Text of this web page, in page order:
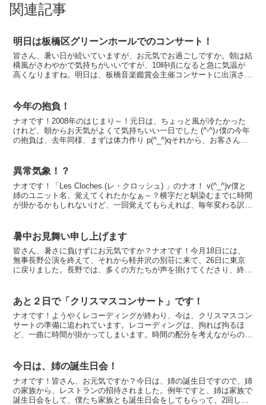
関連記事
明日は板橋区グリーンホールでのコンサート！
皆さん、暑い日が続いていますが、お元気でお過ごしですか。朝は結
構風がさわやかで気持ちがいいですが、10時頃になると急に気温が
高くなりますね。明日は、板橋音楽鑑賞会主催コンサートに出演させ
今年の抱負！
ナオです！2008年のはじまり～！元日は、ちょっと風が冷たかった
けれど、朝からお天気がよくて気持ちいい一日でした (^-^)♪僕の今年
の抱負は、去年同様、まずは体力作り p(^_^)qそれから、お客さんが
異常気象！？
ナオです！「Les Cloches (レ・クロッシュ) 」のナオ！ v(^_^)v僕と
姉のユニット名、覚えてくれたかなぁ～？横字だと馴染むまでに時間
が掛かるかもしれないけど、一回覚えてもらえれば、毎年変わる訳で
暑中お見舞い申し上げます
皆さん、暑さに負けずにお元気ですか？ナオです！今月18日には、
無事長野公演を終えて、それから軽井沢の別荘に来て、26日に東京
に戻りました。長野では、多くの方たちが声を掛けてくださり、終演
あと２日で「クリスマスコンサート」です！
ナオです！ようやくレコーディングが終わり、今は、クリスマスコン
サートの準備に追われています。レコーディングは、拘れば拘るほ
ど、一曲に時間が掛かってしまいます。時間の配分を考えながらの作
今日は、姉の誕生日会！
ナオです！皆さん、お元気ですか？今日は、姉の誕生日ですので、姉
の家族から、レストランの招待されました。例年ですと、姉は家族で
誕生日会をして、僕たち家族とも誕生日会をしてもらって、2回して